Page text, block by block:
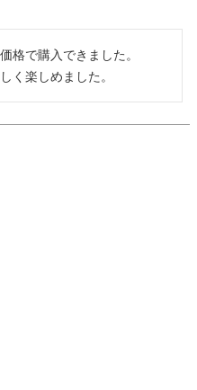
格で購入できました。
く楽しめました。